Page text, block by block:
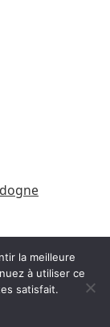
|Bootstrap
la meilleure
à utiliser ce
satisfait.